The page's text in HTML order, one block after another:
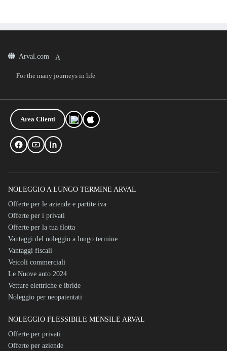
Arval.com
For the many journeys in life
Area Clienti
NOLEGGIO A LUNGO TERMINE ARVAL
Offerte per le aziende e partite iva
Offerte per i privati
Offerte per la tua flotta
Vantaggi del noleggio a lungo termine
Vantaggi fiscali
Veicoli commerciali
Le Nuove auto 2024
Vetture elettriche e ibride
Noleggio per neopatentati
NOLEGGIO FLESSIBILE MENSILE ARVAL
Offerte per privati
Offerte per aziende